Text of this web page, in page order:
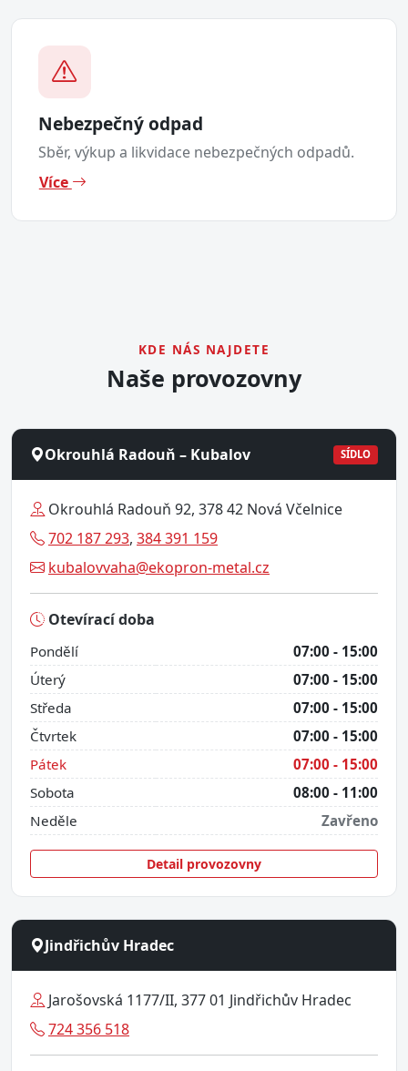
Nebezpečný odpad
Sběr, výkup a likvidace nebezpečných odpadů.
Více
KDE NÁS NAJDETE
Naše provozovny
Okrouhlá Radouň – Kubalov SÍDLO
Okrouhlá Radouň 92, 378 42 Nová Včelnice
702 187 293, 384 391 159
kubalovvaha@ekopron-metal.cz
Otevírací doba
Pondělí
07:00 - 15:00
Úterý
07:00 - 15:00
Středa
07:00 - 15:00
Čtvrtek
07:00 - 15:00
Pátek
07:00 - 15:00
Sobota
08:00 - 11:00
Neděle
Zavřeno
Detail provozovny
Jindřichův Hradec
Jarošovská 1177/II, 377 01 Jindřichův Hradec
724 356 518